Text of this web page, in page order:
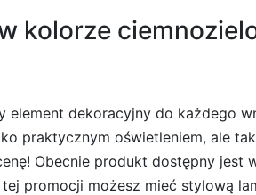
kolorze
dekoracyjny do każdego
praktycznym oświetleniem, ale
Obecnie produkt dostępny jest
promocji możesz mieć stylową